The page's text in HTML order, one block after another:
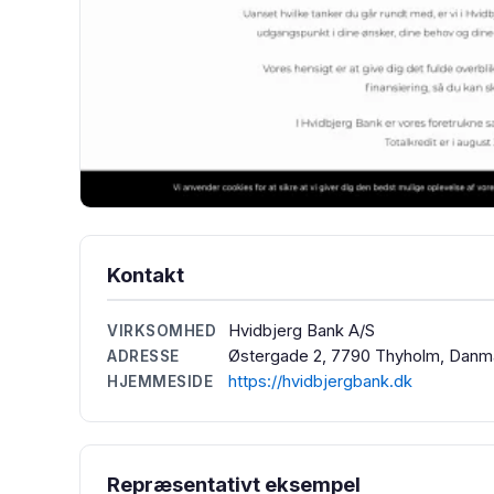
Kontakt
VIRKSOMHED Hvidbjerg Bank A/S
ADRESSE Østergade 2, 7790 Thyholm,
HJEMMESIDE https://hvidbjergbank.dk
Repræsentativt eksempel